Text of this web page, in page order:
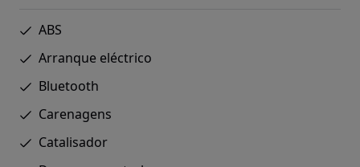
ABS
Arranque eléctrico
Bluetooth
Carenagens
Catalisador